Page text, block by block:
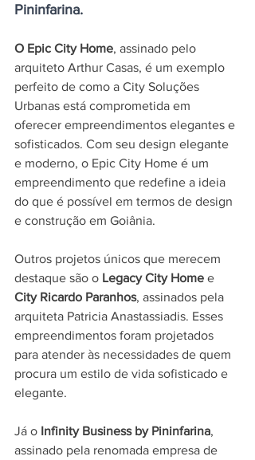
Pininfarina.
O Epic City Home, assinado pelo
arquiteto Arthur Casas, é um exemplo
perfeito de como a City Soluções
Urbanas está comprometida em
oferecer empreendimentos elegantes e
sofisticados. Com seu design elegante
e moderno, o Epic City Home é um
empreendimento que redefine a ideia
do que é possível em termos de design
e construção em Goiânia.
Outros projetos únicos que merecem
destaque são o Legacy City Home e
City Ricardo Paranhos, assinados pela
arquiteta Patricia Anastassiadis. Esses
empreendimentos foram projetados
para atender às necessidades de quem
procura um estilo de vida sofisticado e
elegante.
Já o Infinity Business by Pininfarina,
assinado pela renomada empresa de